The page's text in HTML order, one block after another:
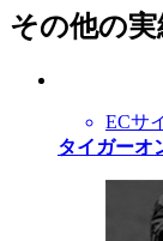
その他の実
ECサ
タイガーオ